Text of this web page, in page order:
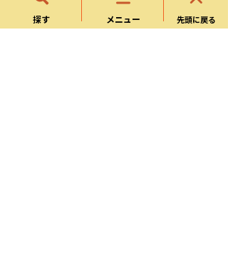
探す メニュー 先頭に戻る